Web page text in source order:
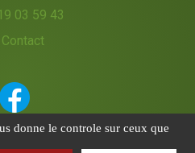
03 59 43
Contact
donne le controle sur ceux que